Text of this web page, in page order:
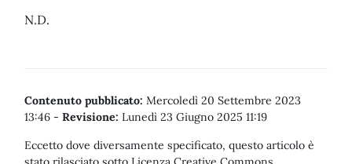
N.D.
Contenuto pubblicato: Mercoledì 20 Settembre 2023
13:46 - Revisione: Lunedì 23 Giugno 2025 11:19
Eccetto dove diversamente specificato, questo articolo è